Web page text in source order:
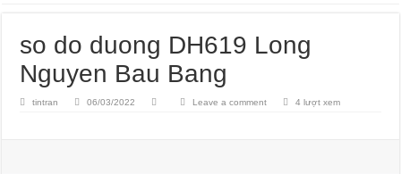
Phòng công chứng tại Đồng Phú – Bình Phước
so do duong DH619 Long
Nguyen Bau Bang
tintran 06/03/2022 Leave a comment 4 lượt xem